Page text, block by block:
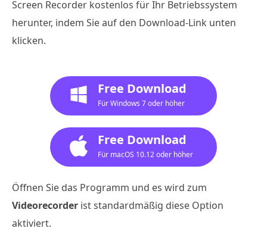
Screen Recorder kostenlos für Ihr Betriebssystem
herunter, indem Sie auf den Download-Link unten
klicken.
Free Download
Für Windows 7 oder höher
Free Download
Für macOS 10.12 oder höher
Öffnen Sie das Programm und es wird zum
Videorecorder ist standardmäßig diese Option
aktiviert.